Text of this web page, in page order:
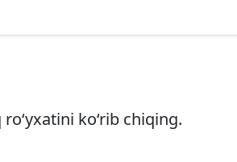
ko‘rib chiqing.